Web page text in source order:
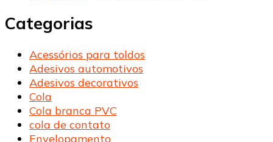
Categorias
Acessórios para toldos
Adesivos automotivos
Adesivos decorativos
Cola
Cola branca PVC
cola de contato
Envelopamento